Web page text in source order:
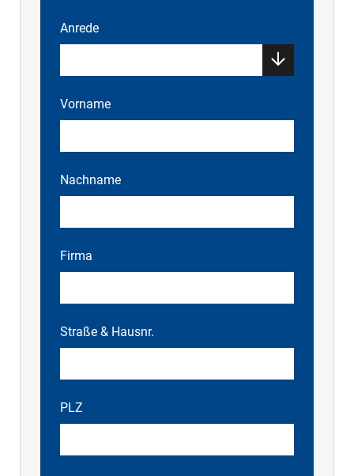
Anrede
Vorname
Nachname
Firma
Straße & Hausnr.
PLZ